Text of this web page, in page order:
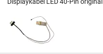
Displaykabel LED 40-Pin